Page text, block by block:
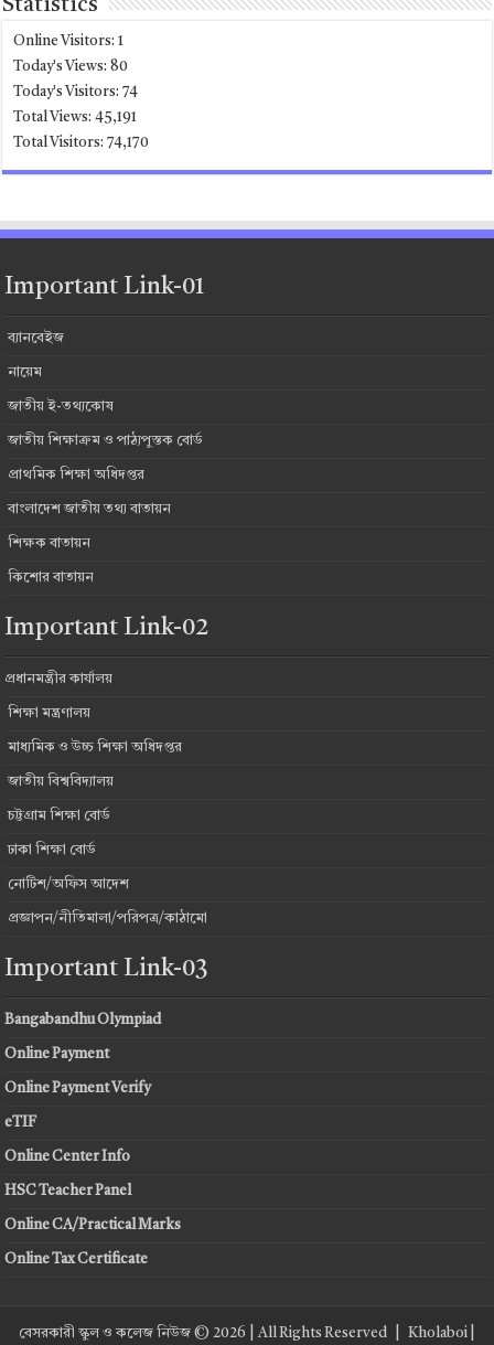
Statistics
Online Visitors:1
Today's Views:80
Today's Visitors:74
Total Views:45,191
Total Visitors:74,170
Important Link-01
ব্যানবেইজ
নায়েম
জাতীয় ই-তথ্যকোষ
জাতীয় শিক্ষাক্রম ও পাঠ্যপুস্তক বোর্ড
প্রাথমিক শিক্ষা অধিদপ্তর
বাংলাদেশ জাতীয় তথ্য বাতায়ন
শিক্ষক বাতায়ন
কিশোর বাতায়ন
Important Link-02
প্রধানমন্ত্রীর কার্যালয়
শিক্ষা মন্ত্রণালয়
মাধ্যমিক ও উচ্চ শিক্ষা অধিদপ্তর
জাতীয় বিশ্ববিদ্যালয়
চট্টগ্রাম শিক্ষা বোর্ড
ঢাকা শিক্ষা বোর্ড
নোটিশ/অফিস আদেশ
প্রজ্ঞাপন/নীতিমালা/পরিপত্র/কাঠামো
Important Link-03
Bangabandhu Olympiad
Online Payment
Online Payment Verify
eTIF
Online Center Info
HSC Teacher Panel
Online CA/Practical Marks
Online Tax Certificate
বেসরকারী স্কুল ও কলেজ নিউজ © 2026 | All Rights Reserved | Kholaboi